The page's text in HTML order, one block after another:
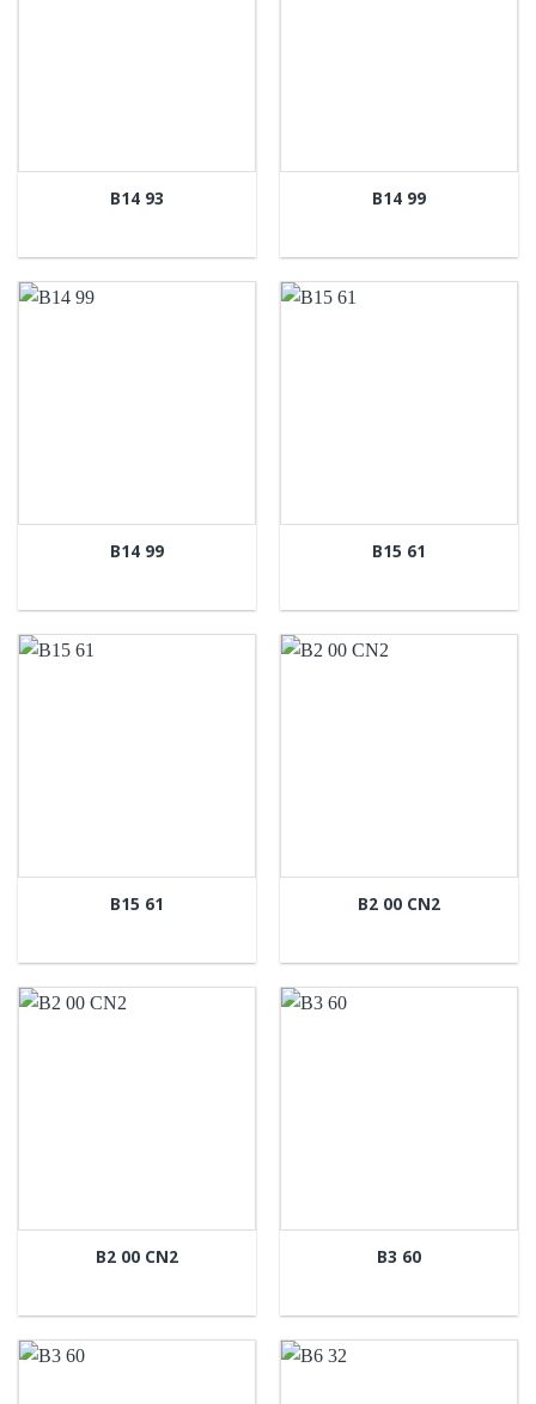
B14 93 B14 99
B14 99 B15 61
B15 61 B2 00 CN2
B2 00 CN2 B3 60